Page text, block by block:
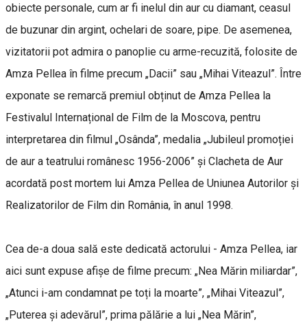
obiecte personale, cum ar fi inelul din aur cu diamant, ceasul
de buzunar din argint, ochelari de soare, pipe. De asemenea,
vizitatorii pot admira o panoplie cu arme-recuzită, folosite de
Amza Pellea în filme precum „Dacii” sau „Mihai Viteazul”. Între
exponate se remarcă premiul obținut de Amza Pellea la
Festivalul Internațional de Film de la Moscova, pentru
interpretarea din filmul „Osânda”, medalia „Jubileul promoției
de aur a teatrului românesc 1956-2006” și Clacheta de Aur
acordată post mortem lui Amza Pellea de Uniunea Autorilor și
Realizatorilor de Film din România, în anul 1998.
Cea de-a doua sală este dedicată actorului - Amza Pellea, iar
aici sunt expuse afișe de filme precum: „Nea Mărin miliardar”,
„Atunci i-am condamnat pe toți la moarte”, „Mihai Viteazul”,
„Puterea și adevărul”, prima pălărie a lui „Nea Mărin”,